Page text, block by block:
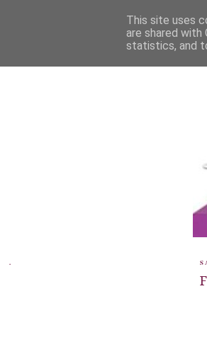
.
This site uses
are shared
statistics, and